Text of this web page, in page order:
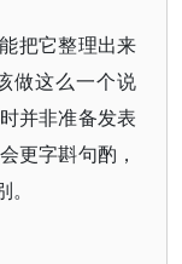
把它整理出来
做这么一个说
并非准备发表
更字斟句酌，